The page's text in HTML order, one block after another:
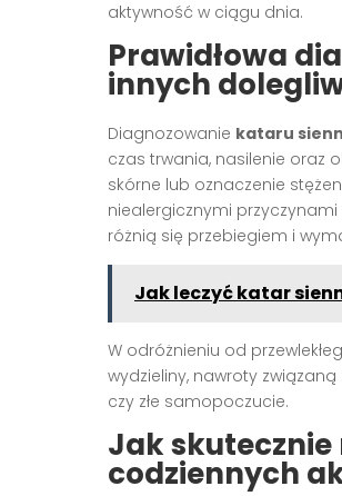
aktywność w ciągu dnia.
Prawidłowa
innych
Diagnozowanie kataru
czas trwania, nasilenie oraz
skórne lub oznaczenie
niealergicznymi przyczynami
różnią się przebiegiem i
Jak leczyć katar
W odróżnieniu od
wydzieliny, nawroty
czy złe samopoczucie.
Jak
codziennych